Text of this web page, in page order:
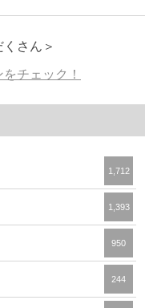
さん＞
チェック！
1,712
1,393
950
244